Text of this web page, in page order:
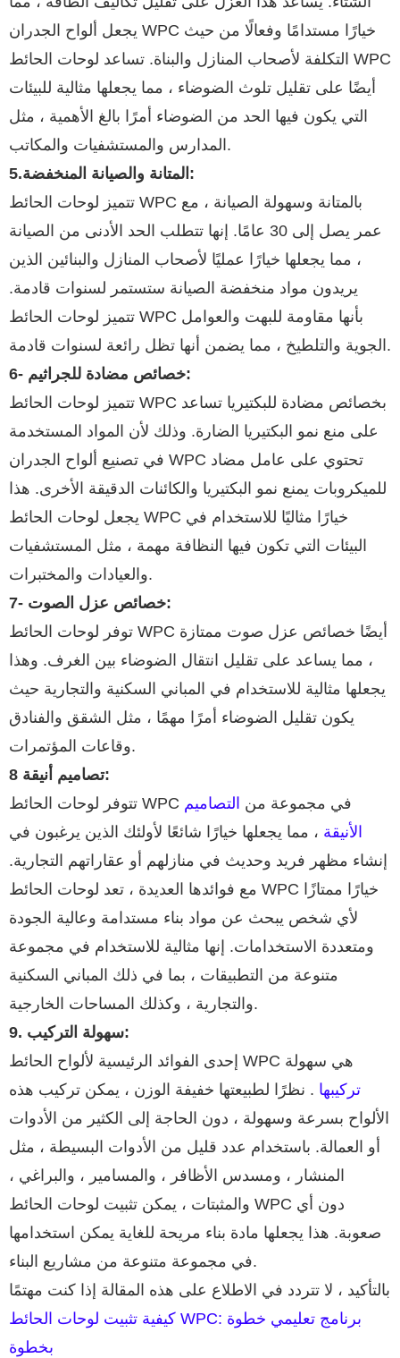
يجعل ألواح الجدران WPC خيارًا مستدامًا وفعالًا من حيث
التكلفة لأصحاب المنازل والبناة. تساعد لوحات الحائط WPC
أيضًا على تقليل تلوث الضوضاء ، مما يجعلها مثالية للبيئات
التي يكون فيها الحد من الضوضاء أمرًا بالغ الأهمية ، مثل
المدارس والمستشفيات والمكاتب.
5.المتانة والصيانة المنخفضة:
تتميز لوحات الحائط WPC بالمتانة وسهولة الصيانة ، مع
عمر يصل إلى 30 عامًا. إنها تتطلب الحد الأدنى من الصيانة
، مما يجعلها خيارًا عمليًا لأصحاب المنازل والبنائين الذين
يريدون مواد منخفضة الصيانة ستستمر لسنوات قادمة.
تتميز لوحات الحائط WPC بأنها مقاومة للبهت والعوامل
الجوية والتلطيخ ، مما يضمن أنها تظل رائعة لسنوات قادمة.
6- خصائص مضادة للجراثيم:
تتميز لوحات الحائط WPC بخصائص مضادة للبكتيريا تساعد
على منع نمو البكتيريا الضارة. وذلك لأن المواد المستخدمة
في تصنيع ألواح الجدران WPC تحتوي على عامل مضاد
للميكروبات يمنع نمو البكتيريا والكائنات الدقيقة الأخرى. هذا
يجعل لوحات الحائط WPC خيارًا مثاليًا للاستخدام في
البيئات التي تكون فيها النظافة مهمة ، مثل المستشفيات
والعيادات والمختبرات.
7- خصائص عزل الصوت:
توفر لوحات الحائط WPC أيضًا خصائص عزل صوت ممتازة
، مما يساعد على تقليل انتقال الضوضاء بين الغرف. وهذا
يجعلها مثالية للاستخدام في المباني السكنية والتجارية حيث
يكون تقليل الضوضاء أمرًا مهمًا ، مثل الشقق والفنادق
وقاعات المؤتمرات.
8 تصاميم أنيقة:
تتوفر لوحات الحائط WPC في مجموعة من التصاميم
الأنيقة ، مما يجعلها خيارًا شائعًا لأولئك الذين يرغبون في
إنشاء مظهر فريد وحديث في منازلهم أو عقاراتهم التجارية.
مع فوائدها العديدة ، تعد لوحات الحائط WPC خيارًا ممتازًا
لأي شخص يبحث عن مواد بناء مستدامة وعالية الجودة
ومتعددة الاستخدامات. إنها مثالية للاستخدام في مجموعة
متنوعة من التطبيقات ، بما في ذلك المباني السكنية
والتجارية ، وكذلك المساحات الخارجية.
9.
سهولة التركيب:
إحدى الفوائد الرئيسية لألواح الحائط WPC هي سهولة
تركيبها . نظرًا لطبيعتها خفيفة الوزن ، يمكن تركيب هذه
الألواح بسرعة وسهولة ، دون الحاجة إلى الكثير من الأدوات
أو العمالة. باستخدام عدد قليل من الأدوات البسيطة ، مثل
المنشار ، ومسدس الأظافر ، والمسامير ، والبراغي ،
والمثبتات ، يمكن تثبيت لوحات الحائط WPC دون أي
صعوبة. هذا يجعلها مادة بناء مريحة للغاية يمكن استخدامها
في مجموعة متنوعة من مشاريع البناء.
بالتأكيد ، لا تتردد في الاطلاع على هذه المقالة إذا كنت مهتمًا
كيفية تثبيت لوحات الحائط WPC: برنامج تعليمي خطوة
بخطوة